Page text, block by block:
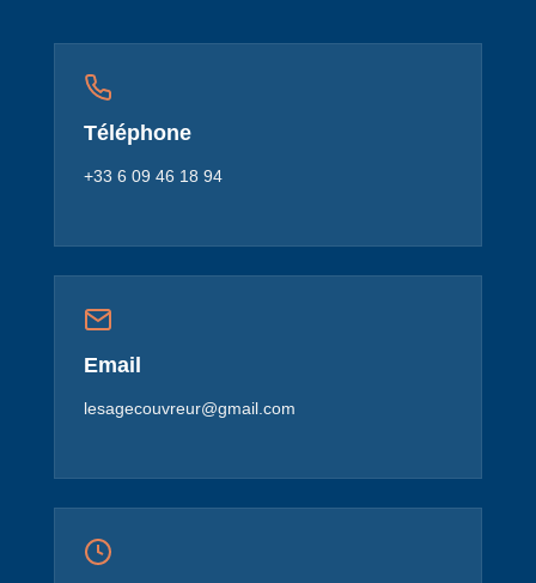
Téléphone
+33 6 09 46 18 94
Email
lesagecouvreur@gmail.com